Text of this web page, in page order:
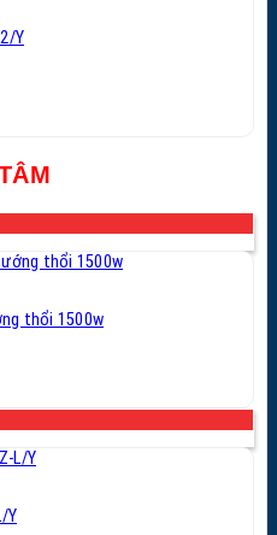
Y
thổi 1500w
Y